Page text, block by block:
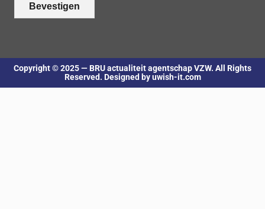
Bevestigen
Copyright © 2025 — BRU actualiteit agentschap VZW. All Rights
Reserved. Designed by uwish-it.com